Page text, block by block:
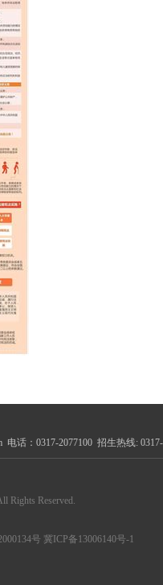
话：0317-2077100 招生热线: 0317-
Rights Reserved.
号 冀ICP备13006140号-1